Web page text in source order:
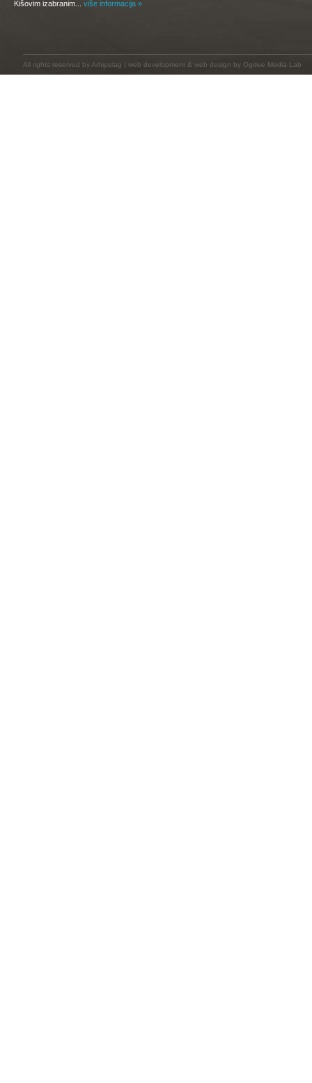
Kišovim izabranim... više informacija »
All rights reserved by Arhipelag | web development & web design by Ogitive Media Lab